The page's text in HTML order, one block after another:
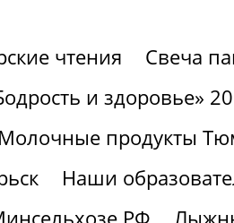
чтения
Свеча
и здоровье»
продукты
Наши
РФ